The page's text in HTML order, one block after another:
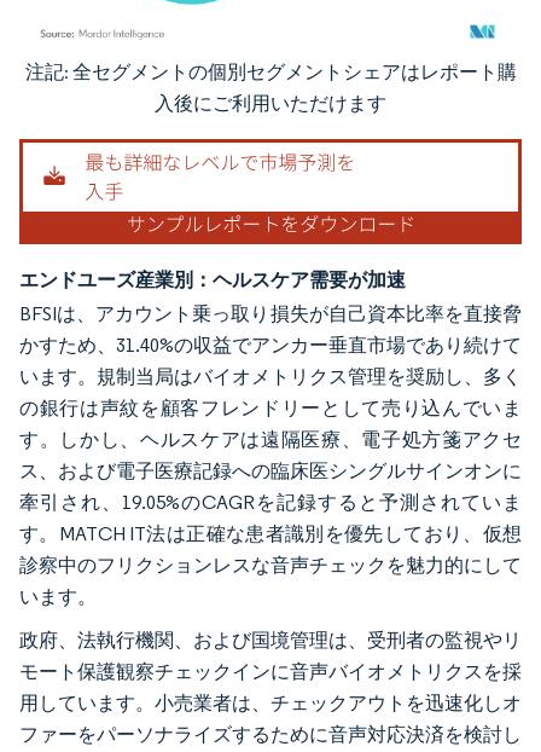
画像 © Mordor Intelligence。再利用にはCC BY 4.0の表示が必要です。
注記: 全セグメントの個別セグメントシェアはレポート購
入後にご利用いただけます
エンドユーズ産業別：ヘルスケア需要が加速
BFSIは、アカウント乗っ取り損失が自己資本比率を直接脅
かすため、31.40%の収益でアンカー垂直市場であり続けて
います。規制当局はバイオメトリクス管理を奨励し、多く
の銀行は声紋を顧客フレンドリーとして売り込んでいま
す。しかし、ヘルスケアは遠隔医療、電子処方箋アクセ
ス、および電子医療記録への臨床医シングルサインオンに
牽引され、19.05%のCAGRを記録すると予測されていま
す。MATCH IT法は正確な患者識別を優先しており、仮想
診察中のフリクションレスな音声チェックを魅力的にして
います。
政府、法執行機関、および国境管理は、受刑者の監視やリ
モート保護観察チェックインに音声バイオメトリクスを採
用しています。小売業者は、チェックアウトを迅速化しオ
ファーをパーソナライズするために音声対応決済を検討し